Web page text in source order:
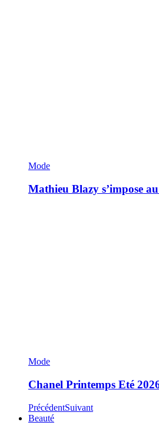
Mode
Mathieu Blazy s’impose
Mode
Chanel Printemps Eté
PrécédentSuivant
Beauté